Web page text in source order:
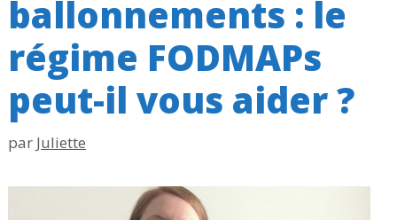
ballonnements : le
régime FODMAPs
peut-il vous aider ?
par Juliette